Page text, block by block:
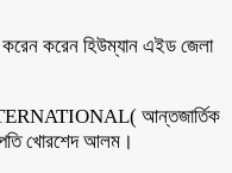
করেন হিউম্যান এইড জেলা
আন্তজার্তিক
খোরশেদ আলম।